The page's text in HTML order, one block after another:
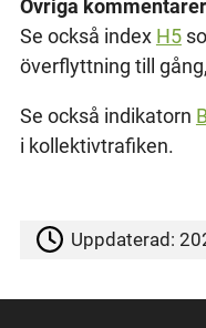
Övriga kommentarer
Se också index H5
överflyttning till
Se också indikatorn
i kollektivtrafiken.
Uppdaterad: